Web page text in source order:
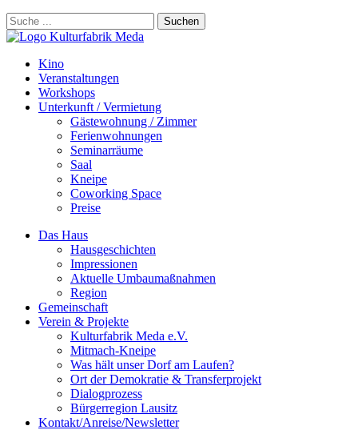
Suchen
Kino
Veranstalt­ungen
Workshops
Unterkunft / Vermietung
Gäste­wohnung / Zimmer
Ferien­wohnungen
Seminarräume
Saal
Kneipe
Coworking Space
Preise
Das Haus
Hausgeschichten
Impressionen
Aktuelle Umbaumaßnahmen
Region
Gemeinschaft
Verein & Projekte
Kulturfabrik Meda e.V.
Mitmach-Kneipe
Was hält unser Dorf am Laufen?
Ort der Demokratie & Transferprojekt
Dialogprozess
Bürgerregion Lausitz
Kontakt/Anreise/Newsletter